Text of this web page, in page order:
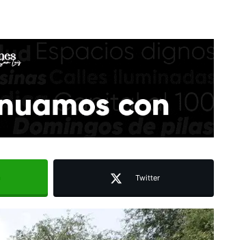
Twitter